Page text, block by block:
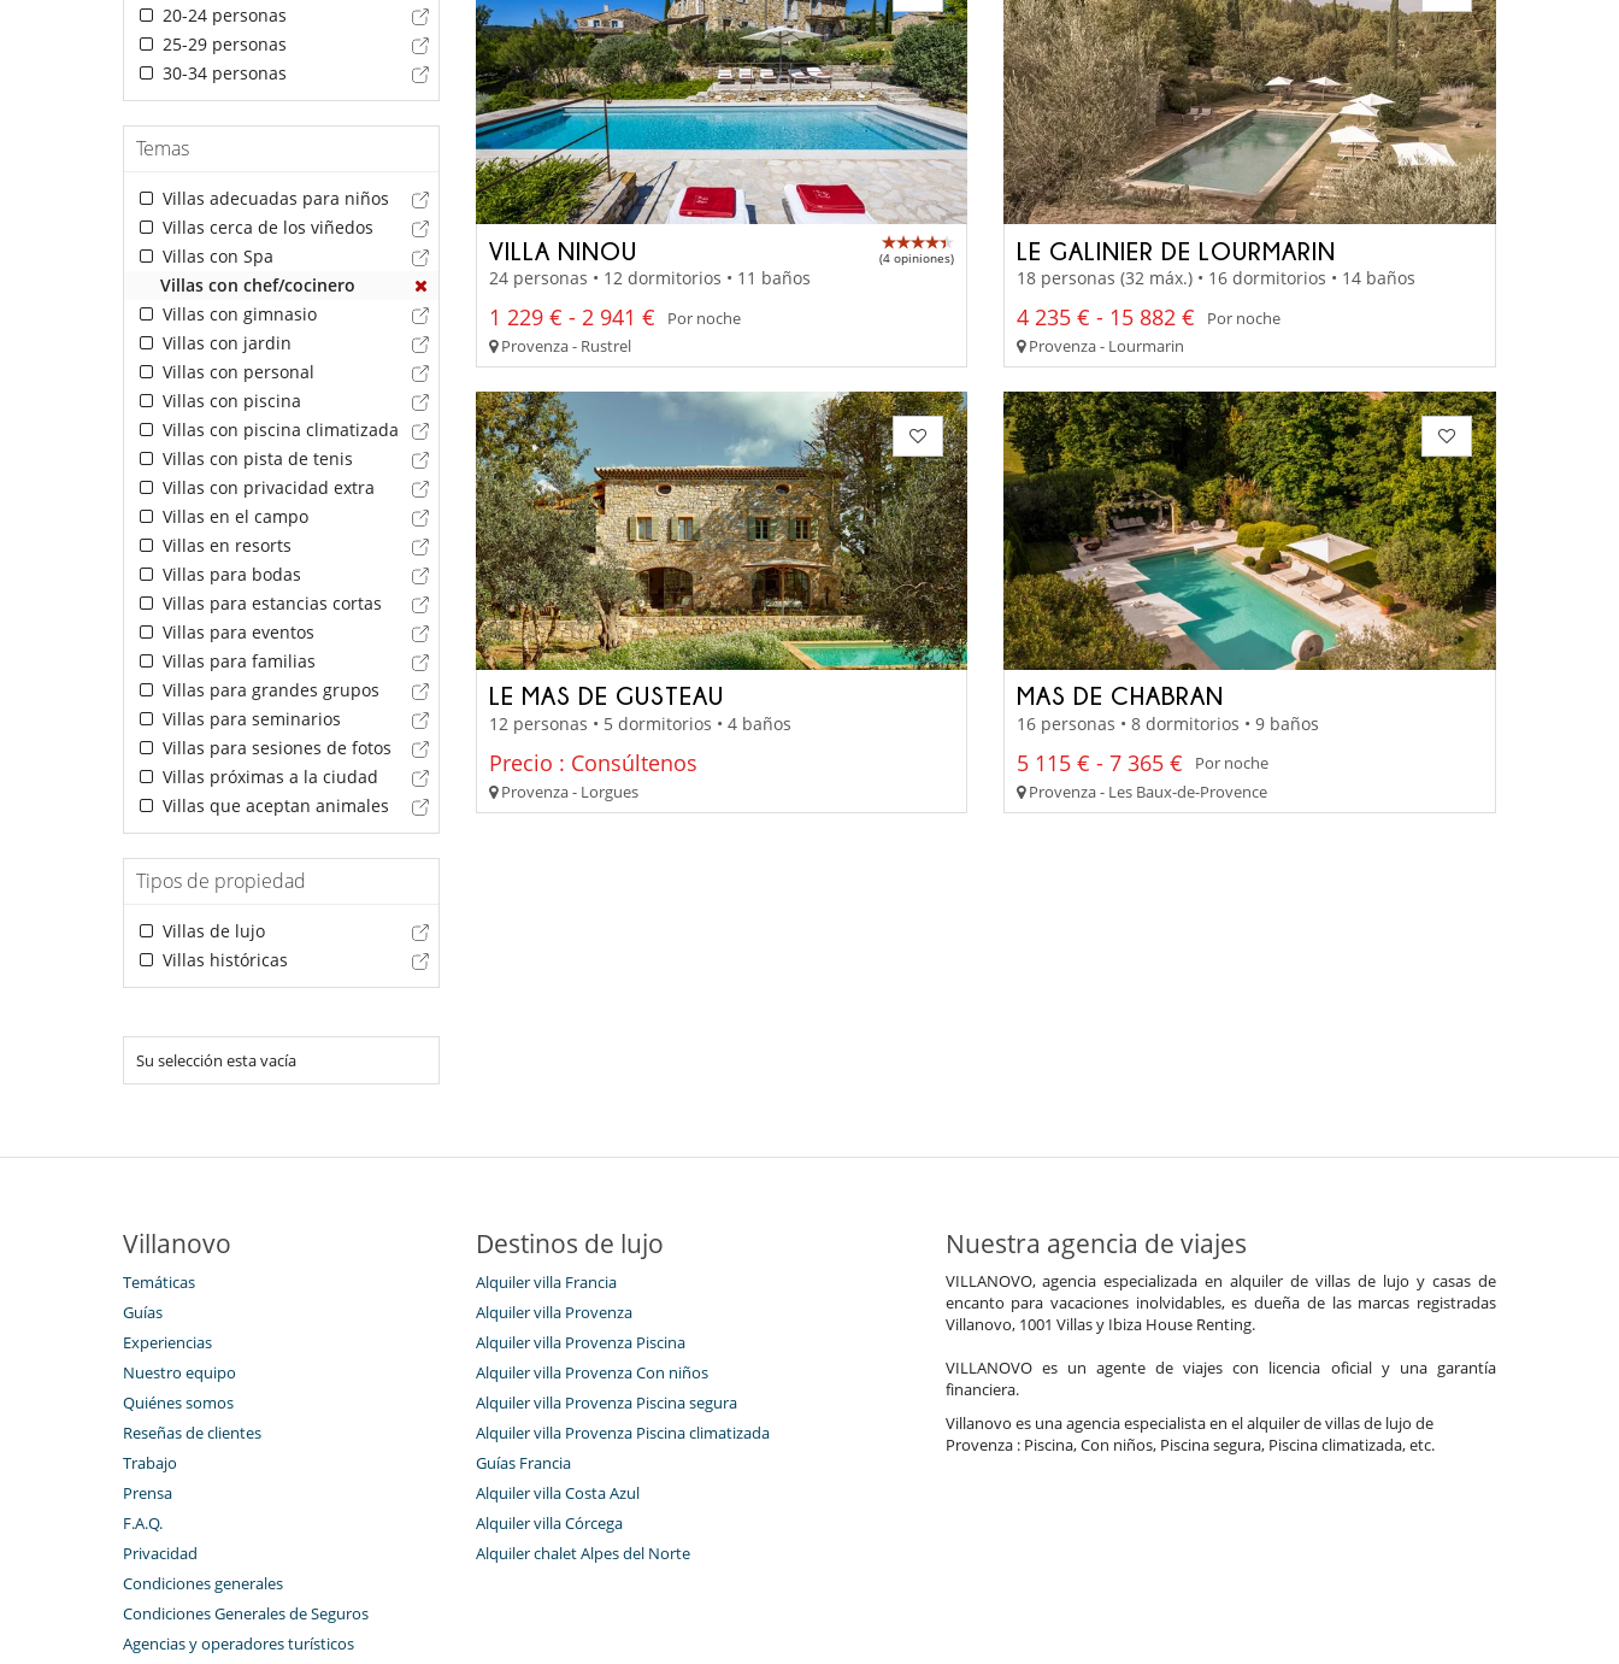
20-24 personas
25-29 personas
30-34 personas
Temas
Villas adecuadas para niños
Villas cerca de los viñedos
Villas con Spa
Villas con chef/cocinero
Villas con gimnasio
Villas con jardin
Villas con personal
Villas con piscina
Villas con piscina climatizada
Villas con pista de tenis
Villas con privacidad extra
Villas en el campo
Villas en resorts
Villas para bodas
Villas para estancias cortas
Villas para eventos
Villas para familias
Villas para grandes grupos
Villas para seminarios
Villas para sesiones de fotos
Villas próximas a la ciudad
Villas que aceptan animales
Tipos de propiedad
Villas de lujo
Villas históricas
Su selección esta vacía
VILLA NINOU (4 opiniones)
24 personas • 12 dormitorios • 11 baños
1 229 € - 2 941 €
Por noche
Provenza - Rustrel
LE GALINIER DE LOURMARIN
18 personas (32 máx.) • 16 dormitorios • 14 baños
4 235 € - 15 882 €
Por noche
Provenza - Lourmarin
LE MAS DE GUSTEAU
12 personas • 5 dormitorios • 4 baños
Precio : Consúltenos
Provenza - Lorgues
MAS DE CHABRAN
16 personas • 8 dormitorios • 9 baños
5 115 € - 7 365 €
Por noche
Provenza - Les Baux-de-Provence
Villanovo
Temáticas
Guías
Experiencias
Nuestro equipo
Quiénes somos
Reseñas de clientes
Trabajo
Prensa
F.A.Q.
Privacidad
Condiciones generales
Condiciones Generales de Seguros
Agencias y operadores turísticos
Destinos de lujo
Alquiler villa Francia
Alquiler villa Provenza
Alquiler villa Provenza Piscina
Alquiler villa Provenza Con niños
Alquiler villa Provenza Piscina segura
Alquiler villa Provenza Piscina climatizada
Guías Francia
Alquiler villa Costa Azul
Alquiler villa Córcega
Alquiler chalet Alpes del Norte
Nuestra agencia de viajes
VILLANOVO, agencia especializada en alquiler de villas de lujo y casas de
encanto para vacaciones inolvidables, es dueña de las marcas registradas
Villanovo, 1001 Villas y Ibiza House Renting.
VILLANOVO es un agente de viajes con licencia oficial y una garantía
financiera.
Villanovo es una agencia especialista en el alquiler de villas de lujo de
Provenza : Piscina, Con niños, Piscina segura, Piscina climatizada, etc.